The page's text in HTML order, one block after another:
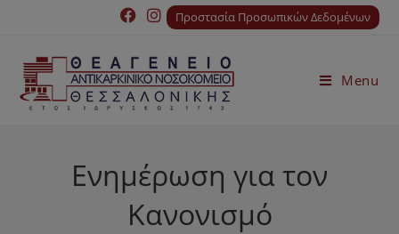
Προστασία Προσωπικών Δεδομένων
Menu
Ενημέρωση για τον
Κανονισμό